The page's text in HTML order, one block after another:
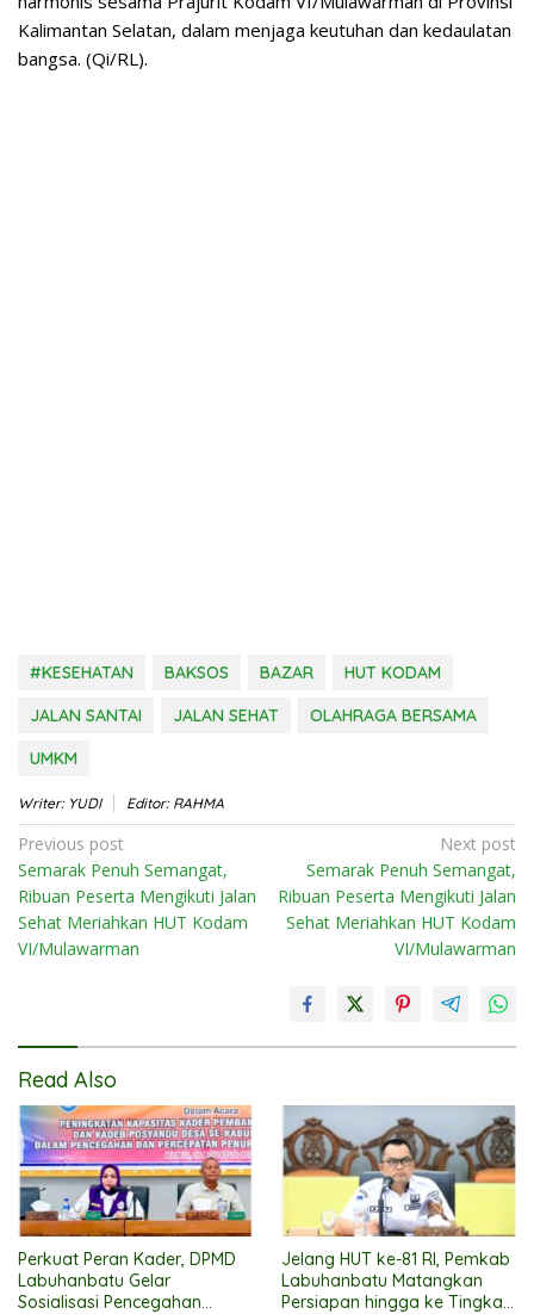
Kalimantan Selatan, dalam menjaga keutuhan dan kedaulatan
bangsa. (Qi/RL).
#KESEHATAN BAKSOS BAZAR
HUT KODAM
JALAN SANTAI
JALAN SEHAT
OLAHRAGA BERSAMA
UMKM
Writer: YUDI Editor: RAHMA
Post
navigation
Previous post
Semarak Penuh Semangat,
Ribuan Peserta Mengikuti Jalan
Sehat Meriahkan HUT Kodam
VI/Mulawarman
Next post
Semarak Penuh Semangat,
Ribuan Peserta Mengikuti Jalan
Sehat Meriahkan HUT Kodam
VI/Mulawarman
Read Also
Perkuat Peran Kader, DPMD
Labuhanbatu Gelar
Sosialisasi Pencegahan
Jelang HUT ke-81 RI, Pemkab
Labuhanbatu Matangkan
Persiapan hingga ke Tingkat